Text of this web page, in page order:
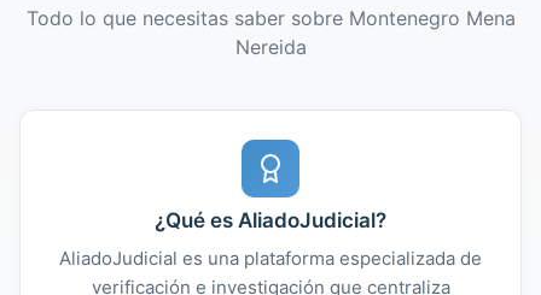
Todo lo que necesitas saber sobre Montenegro Mena
Nereida
¿Qué es AliadoJudicial?
AliadoJudicial es una plataforma especializada de
verificación e investigación que centraliza